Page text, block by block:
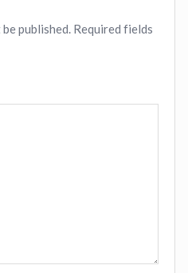
published. Required fields